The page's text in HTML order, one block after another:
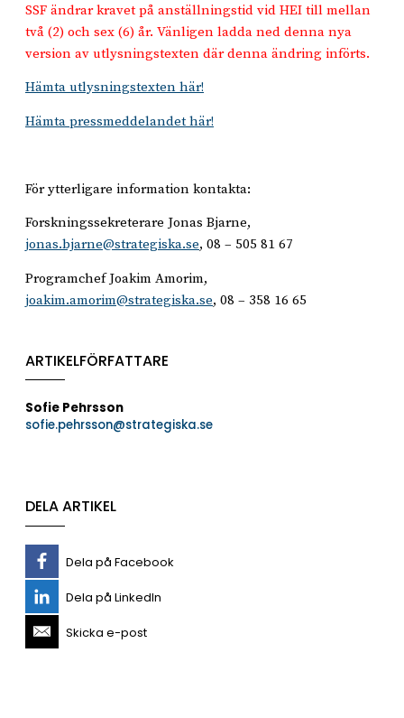
SSF ändrar kravet på anställningstid vid HEI till mellan
två (2) och sex (6) år. Vänligen ladda ned denna nya
version av utlysningstexten där denna ändring införts.
Hämta utlysningstexten här!
Hämta pressmeddelandet här!
För ytterligare information kontakta:
Forskningssekreterare Jonas Bjarne,
jonas.bjarne@strategiska.se, 08 – 505 81 67
Programchef Joakim Amorim,
joakim.amorim@strategiska.se, 08 – 358 16 65
ARTIKELFÖRFATTARE
Sofie Pehrsson
sofie.pehrsson@strategiska.se
DELA ARTIKEL
Dela på Facebook
Dela på LinkedIn
Skicka e-post